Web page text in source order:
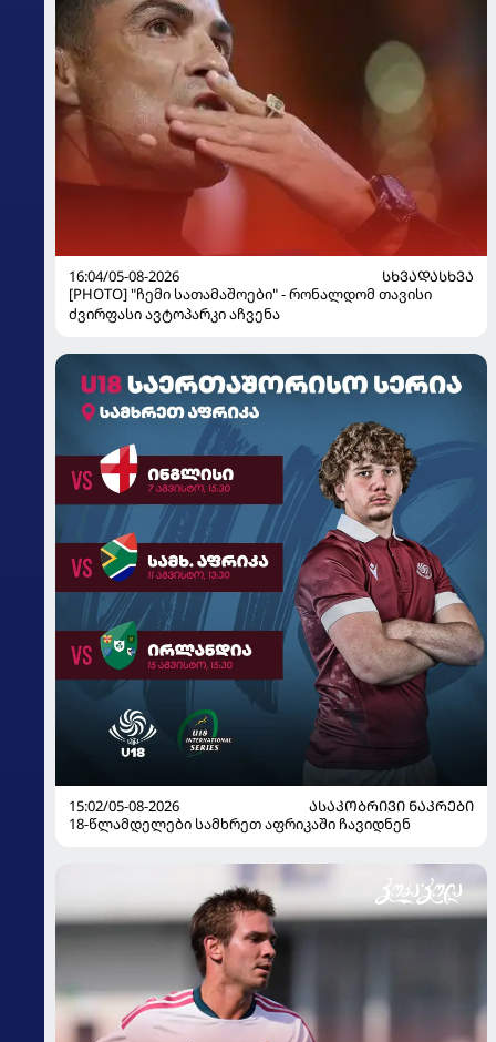
16:04/05-08-2026
ᲡᲮᲕᲐᲓᲐᲡᲮᲕᲐ
[PHOTO] "ჩემი სათამაშოები" - რონალდომ თავისი
ძვირფასი ავტოპარკი აჩვენა
15:02/05-08-2026
ᲐᲡᲐᲙᲝᲑᲠᲘᲕᲘ ᲜᲐᲙᲠᲔᲑᲘ
18-წლამდელები სამხრეთ აფრიკაში ჩავიდნენ